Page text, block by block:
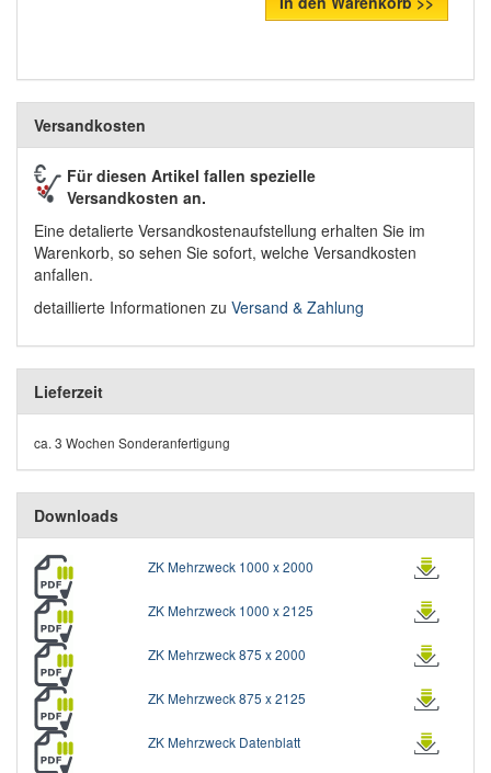
Versandkosten
Für diesen Artikel fallen spezielle
Versandkosten an.
Eine detalierte Versandkostenaufstellung erhalten Sie im
Warenkorb, so sehen Sie sofort, welche Versandkosten
anfallen.
detaillierte Informationen zu Versand & Zahlung
Lieferzeit
ca. 3 Wochen Sonderanfertigung
Downloads
ZK Mehrzweck 1000 x 2000
ZK Mehrzweck 1000 x 2125
ZK Mehrzweck 875 x 2000
ZK Mehrzweck 875 x 2125
ZK Mehrzweck Datenblatt